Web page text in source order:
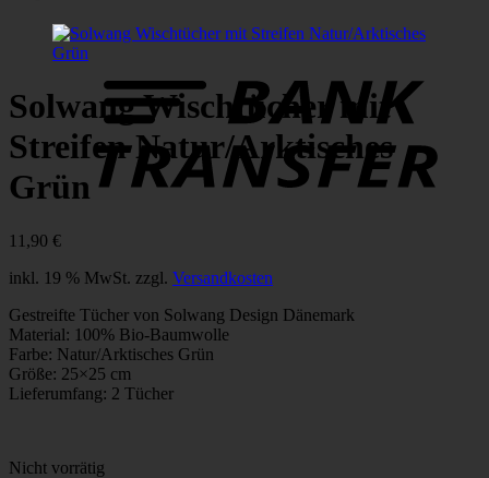
Solwang Wischtücher mit
Streifen Natur/Arktisches
Grün
11,90 €
inkl. 19 % MwSt. zzgl. Versandkosten
Gestreifte Tücher von Solwang Design Dänemark
Material: 100% Bio-Baumwolle
Farbe: Natur/Arktisches Grün
Größe: 25×25 cm
Lieferumfang: 2 Tücher
Nicht vorrätig